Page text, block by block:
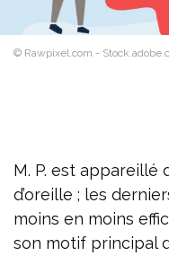
© Rawpixel.com -
M. P. est appareillé
d’oreille ; les
moins en moins
son motif principal